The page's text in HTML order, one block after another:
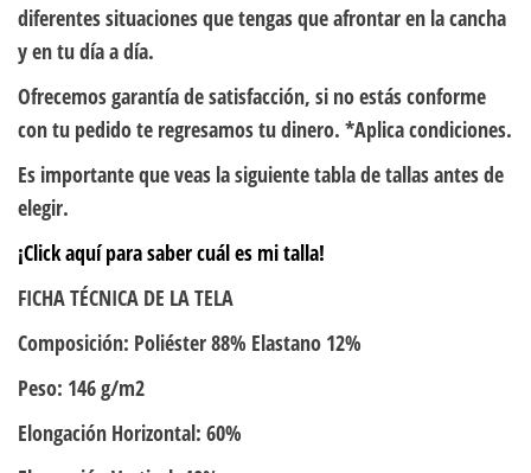
diferentes situaciones que tengas que afrontar en la cancha
y en tu día a día.
Ofrecemos garantía de satisfacción, si no estás conforme
con tu pedido te regresamos tu dinero. *Aplica condiciones.
Es importante que veas la siguiente tabla de tallas antes de
elegir.
¡Click aquí para saber cuál es mi talla!
FICHA TÉCNICA DE LA TELA
Composición: Poliéster 88% Elastano 12%
Peso: 146 g/m2
Elongación Horizontal: 60%